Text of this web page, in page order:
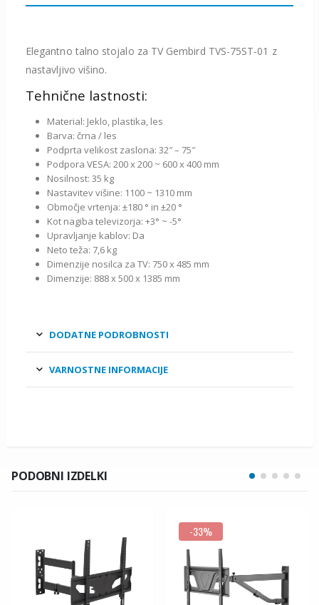
Elegantno talno stojalo za TV Gembird TVS-75ST-01 z
nastavljivo višino.
Tehnične lastnosti:
Material: Jeklo, plastika, les
Barva: črna / les
Podprta velikost zaslona: 32″ – 75″
Podpora VESA: 200 x 200 ~ 600 x 400 mm
Nosilnost: 35 kg
Nastavitev višine: 1100 ~ 1310 mm
Območje vrtenja: ±180 ° in ±20 °
Kot nagiba televizorja: +3° ~ -5°
Upravljanje kablov: Da
Neto teža: 7,6 kg
Dimenzije nosilca za TV: 750 x 485 mm
Dimenzije: 888 x 500 x 1385 mm
DODATNE PODROBNOSTI
VARNOSTNE INFORMACIJE
PODOBNI IZDELKI
-33%